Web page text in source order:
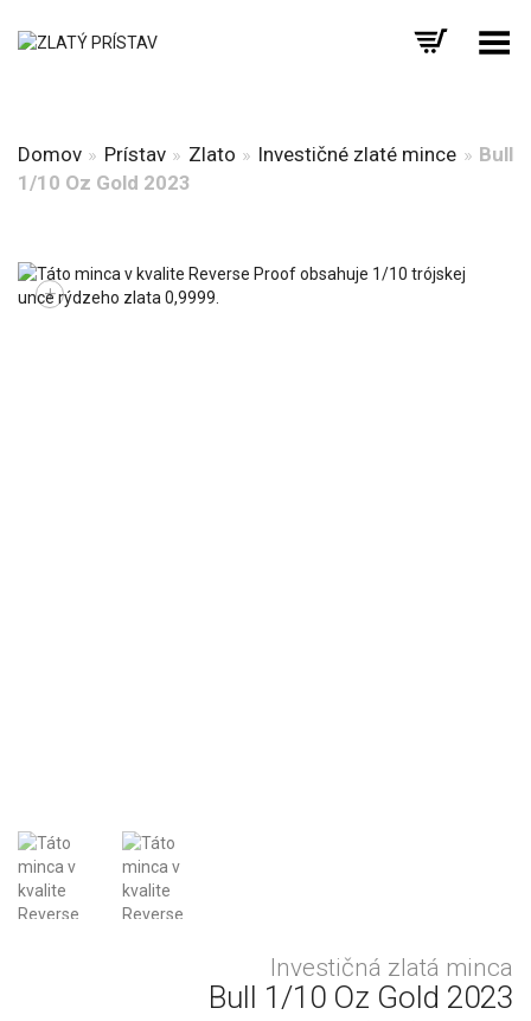
Prepnúť menu
Domov » Prístav» Zlato » Investičné zlaté mince » Bull
1/10 Oz Gold 2023
+
Investičná zlatá minca
Bull 1/10 Oz Gold 2023